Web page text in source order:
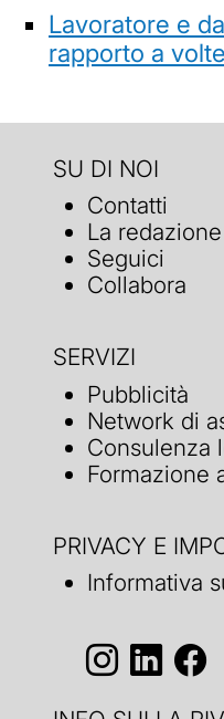
Lavoratore e
rapporto a
SU DI NOI
Contatti
La redazione
Seguici
Collabora
SERVIZI
Pubblicità
Network di
Consulenza
Formazione
PRIVACY E
Informativa